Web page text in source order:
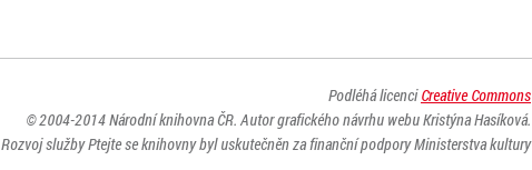
Podléhá licenciCreative Commons
© 2004-2014Národní knihovna ČR. Autor grafického návrhu webu Kristýna Hasíková.
Rozvoj služby Ptejte se knihovny byl uskutečněn za finanční podpory Ministerstva kultury